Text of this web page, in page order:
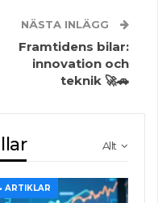
NÄSTA INLÄGG
Framtidens bilar:
innovation och
teknik 🚀🚗
Allt
ARTIKLAR